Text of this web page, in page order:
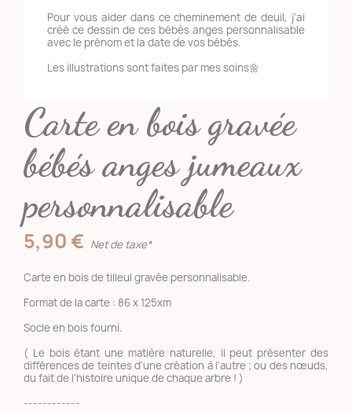
Pour vous aider dans ce cheminement de deuil, j’ai
créé ce dessin de ces bébés anges personnalisable
avec le prénom et la date de vos bébés.
Les illustrations sont faites par mes soins🌼
Carte en bois gravée
bébés anges jumeaux
personnalisable
5,90 € Net de taxe*
Carte en bois de tilleul gravée personnalisable.
Format de la carte : 86 x 125xm
Socle en bois fourni.
( Le bois étant une matière naturelle, il peut présenter des
différences de teintes d'une création à l'autre ; ou des nœuds,
du fait de l’histoire unique de chaque arbre ! )
------------